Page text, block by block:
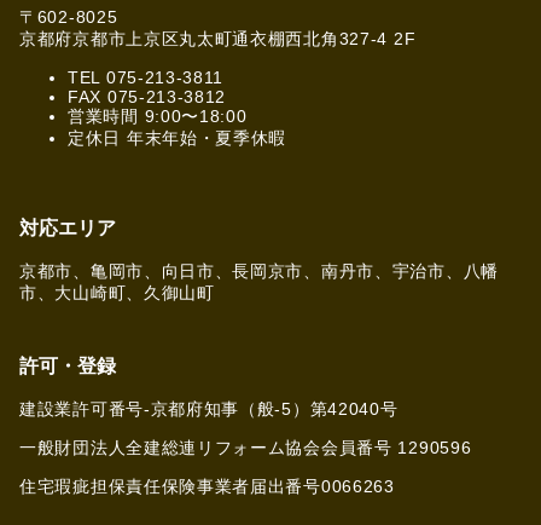
〒602-8025
京都府京都市上京区丸太町通衣棚西北角327-4 2F
TEL 075-213-3811
FAX 075-213-3812
営業時間 9:00〜18:00
定休日 年末年始・夏季休暇
対応エリア
京都市、亀岡市、向日市、長岡京市、南丹市、宇治市、八幡
市、大山崎町、久御山町
許可・登録
建設業許可番号-京都府知事（般-5）第42040号
一般財団法人全建総連リフォーム協会会員番号 1290596
住宅瑕疵担保責任保険事業者届出番号0066263